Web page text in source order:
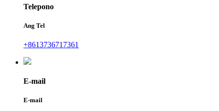
Telepono
Ang Tel
+8613736717361
E-mail
E-mail